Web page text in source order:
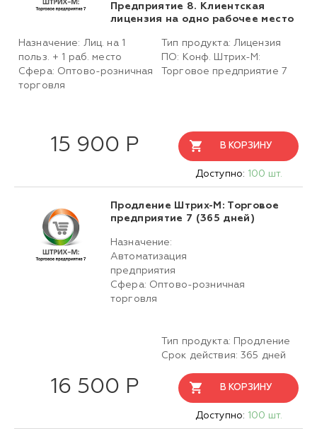
Предприятие 8. Клиентская
лицензия на одно рабочее место
Назначение: Лиц. на 1
польз. + 1 раб. место
Сфера: Оптово-розничная
торговля
Тип продукта: Лицензия
ПО: Конф. Штрих-М:
Торговое предприятие 7
15 900 Р В КОРЗИНУ
Доступно: 100 шт.
Продление Штрих-М: Торговое
предприятие 7 (365 дней)
Назначение:
Автоматизация
предприятия
Сфера: Оптово-розничная
торговля
Тип продукта: Продление
Срок действия: 365 дней
16 500 Р В КОРЗИНУ
Доступно: 100 шт.